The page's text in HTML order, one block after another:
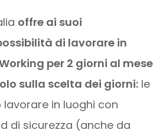
offre ai suoi
di lavorare in
per 2 giorni al mese
sulla scelta dei giorni:le
in luoghi con
di sicurezza (anche da